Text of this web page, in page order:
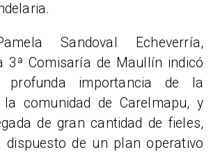
Sandoval Echeverría,
3ª Comisaría de Maullín indicó
importancia de la
comunidad de Carelmapu, y
de gran cantidad de fieles,
dispuesto de un plan operativo